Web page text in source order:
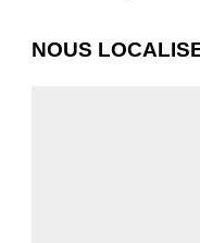
NOUS